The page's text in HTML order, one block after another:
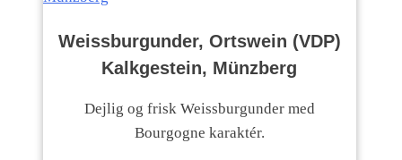
Weissburgunder, Ortswein (VDP)
Kalkgestein, Münzberg
Dejlig og frisk Weissburgunder med
Bourgogne karaktér.